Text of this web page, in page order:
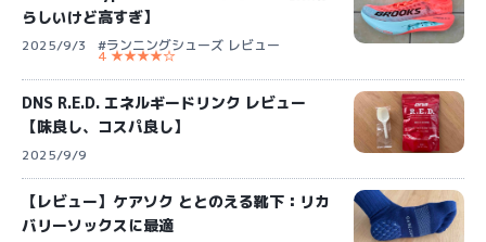
らしいけど高すぎ】
2025/9/3 #ランニングシューズ レビュー
4 ★★★★☆
DNS R.E.D. エネルギードリンク レビュー
【味良し、コスパ良し】
2025/9/9
【レビュー】ケアソク ととのえる靴下：リカ
バリーソックスに最適